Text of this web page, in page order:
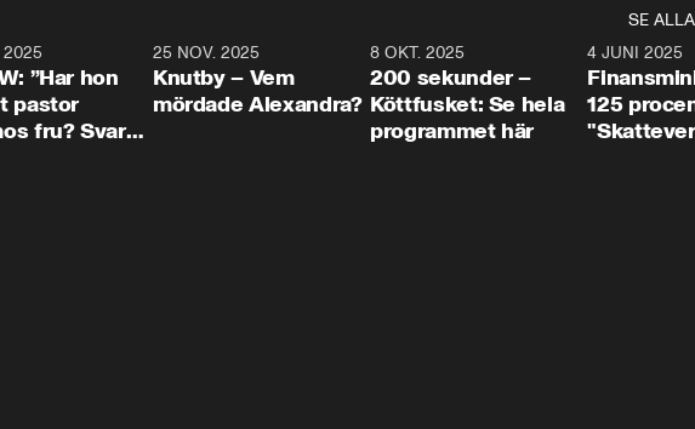
SE ALLA
2025
”Har hon
pastor
fru? Svar
31:05
25 NOV. 2025
Knutby – Vem
mördade Alexandra?
4:29
8 OKT. 2025
200 sekunder –
Köttfusket: Se hela
programmet här
4 JUNI 2025
125